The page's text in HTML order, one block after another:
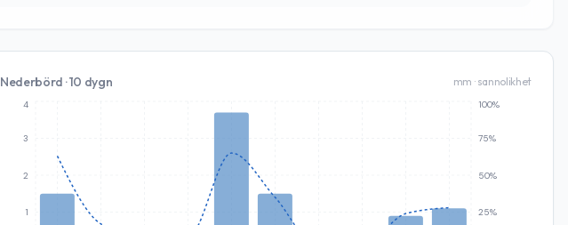
Nederbörd · 10 dygn mm · sannolikhet
1
2
3
4
25%
50%
75%
100%